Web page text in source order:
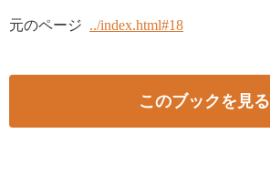
元のページ ../index.html#18
このブックを見る